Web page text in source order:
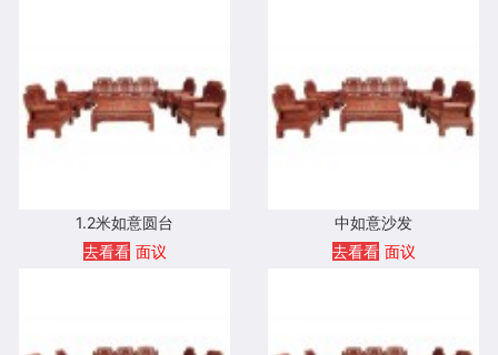
1.2米如意圆台
去看看 面议
中如意沙发
去看看 面议